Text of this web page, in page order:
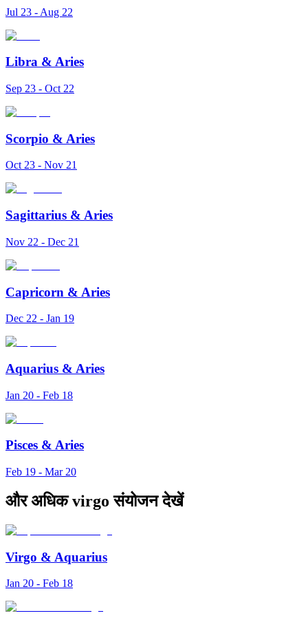
Jul 23 - Aug 22
Libra & Aries
Sep 23 - Oct 22
Scorpio & Aries
Oct 23 - Nov 21
Sagittarius & Aries
Nov 22 - Dec 21
Capricorn & Aries
Dec 22 - Jan 19
Aquarius & Aries
Jan 20 - Feb 18
Pisces & Aries
Feb 19 - Mar 20
और अधिक virgo संयोजन देखें
Virgo & Aquarius
Jan 20 - Feb 18